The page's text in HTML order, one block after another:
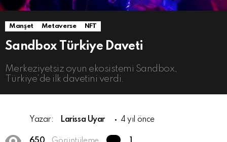
Manşet Metaverse NFT
Sandbox Türkiye Daveti
Merkeziyetsiz oyun ekosistemi Sandbox,
Türkiye’de ilk davetini verdi.
Yazar: Larissa Uyar 4 yıl önce